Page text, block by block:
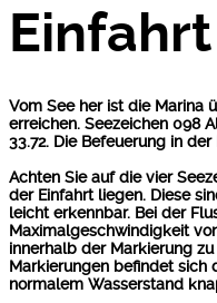
Vom See her ist die Marina
erreichen. Seezeichen 098
33.72. Die Befeuerung in
Achten Sie auf die vier
der Einfahrt liegen. Diese
leicht erkennbar. Bei der
Maximalgeschwindigkeit
innerhalb der Markierung
Markierungen befindet sich
normalem Wasserstand